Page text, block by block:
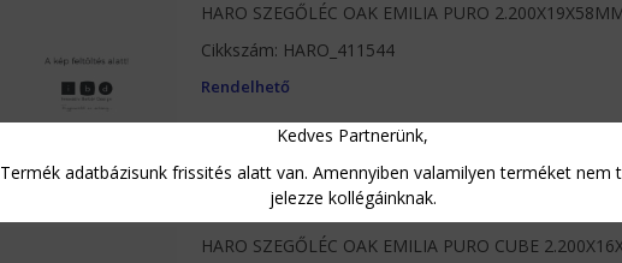
Kedves Partnerünk,
Termék adatbázisunk frissités alatt van. Amennyiben valamilyen terméket nem
jelezze kollégáinknak.
HARO SZEGŐLÉC OAK EMILIA PURO
Cikkszám: HARO_411544
Rendelhető
HARO SZEGŐLÉC OAK EMILIA PURO CUBE